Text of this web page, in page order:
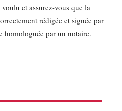
et assurez-vous que la
rédigée et signée par
homologuée par un notaire.